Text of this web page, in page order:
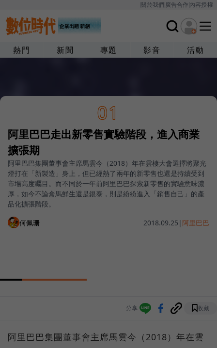
關於我們廣告合作內容授權
熱門 新聞 專題 影音 活動
01
阿里巴巴走出新零售實驗階段，進入商業
擴張期
阿里巴巴集團董事會主席馬雲今（2018）年在雲棲大會選擇將聚光
燈打在「新製造」身上，但已經熱了兩年的新零售也還是持續受到
市場高度矚目。而不同於一年前阿里巴巴探索新零售的實驗意味濃
厚，如今不論盒馬鮮生還是銀泰，則是紛紛進入「銷售自己」的產
品化擴張階段。
何佩珊 2018.09.25 | 阿里巴巴
分享 收藏
阿里巴巴集團董事會主席馬雲今（2018）年在雲